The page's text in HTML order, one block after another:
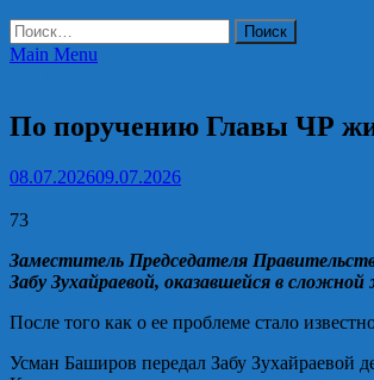
Найти:
Main Menu
По поручению Главы ЧР
08.07.202609.07.2026
73
Заместитель Председателя
Забу Зухайраевой, оказавшейся в
После того как о ее проблеме стало
Усман Баширов передал Забу Зухайраевой